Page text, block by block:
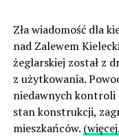
Zła wiadomość dla
nad Zalewem
żeglarskiej został z
z użytkowania.
niedawnych kontroli
stan konstrukcji,
mieszkańców.